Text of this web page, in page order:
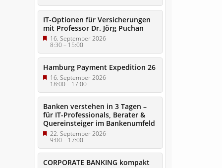
IT-Optionen für Versicherungen
mit Professor Dr. Jörg Puchan
16. September 2026
8:30–15:00
Hamburg Payment Expedition 26
16. September 2026
18:00– 17:00
Banken verstehen in 3 Tagen –
für IT-Professionals, Berater &
Quereinsteiger im Bankenumfeld
22. September 2026
9:00–17:00
CORPORATE BANKING kompakt